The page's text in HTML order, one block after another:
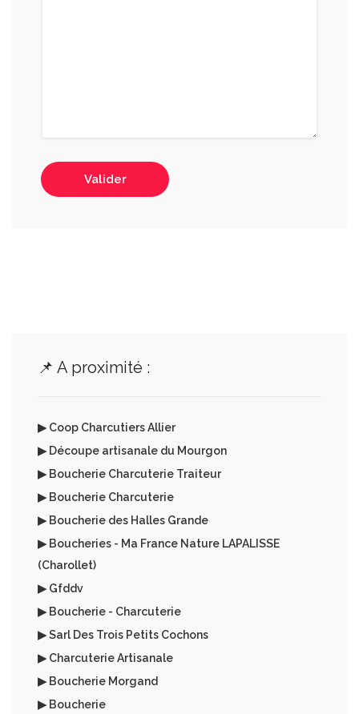
Valider
📌 A proximité :
▶ Coop Charcutiers Allier
▶ Découpe artisanale du Mourgon
▶ Boucherie Charcuterie Traiteur
▶ Boucherie Charcuterie
▶ Boucherie des Halles Grande
▶ Boucheries - Ma France Nature LAPALISSE
(Charollet)
▶ Gfddv
▶ Boucherie - Charcuterie
▶ Sarl Des Trois Petits Cochons
▶ Charcuterie Artisanale
▶ Boucherie Morgand
▶ Boucherie